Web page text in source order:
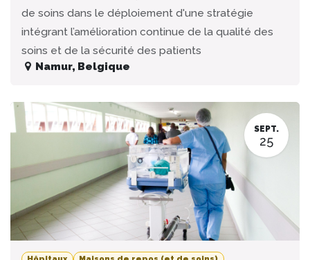
de soins dans le déploiement d'une stratégie
intégrant l’amélioration continue de la qualité des
soins et de la sécurité des patients
Namur, Belgique
SEPT.
25